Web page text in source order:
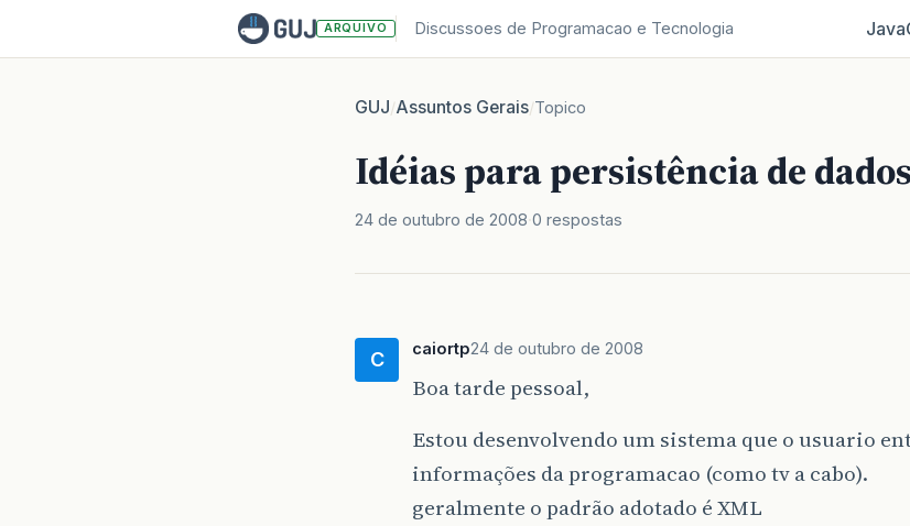
ARQUIVO Discussoes de Programacao e Tecnologia Java
GUJ/Assuntos Gerais/Topico
Idéias para persistência de
24 de outubro de 2008 0 respostas
C caiortp24 de outubro de 2008
Boa tarde pessoal,
Estou desenvolvendo um sistema que o usuario
informações da programacao (como tv a cabo).
geralmente o padrão adotado é XML